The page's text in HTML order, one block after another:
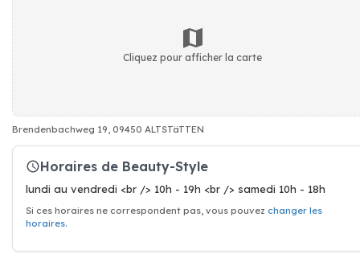
Cliquez pour afficher la carte
Brendenbachweg 19, 09450 ALTSTäTTEN
Horaires de Beauty-Style
lundi au vendredi <br /> 10h - 19h <br /> samedi 10h - 18h
Si ces horaires ne correspondent pas, vous pouvez changer les
horaires.